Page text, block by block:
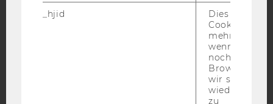
DATENSCHUTZERKLÄRUNG SOCIAL MEDIA
STUDIENBEWERBER*INNEN UND STUDIERENDE
Barrierefreiheitserklärung
_hjid
Dies ist ein
Cookie, das
mehr setzen,
wenn ein
noch in
Browser hat,
wir seinen
zu